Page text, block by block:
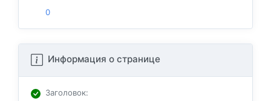
0
Информация о странице
Заголовок: